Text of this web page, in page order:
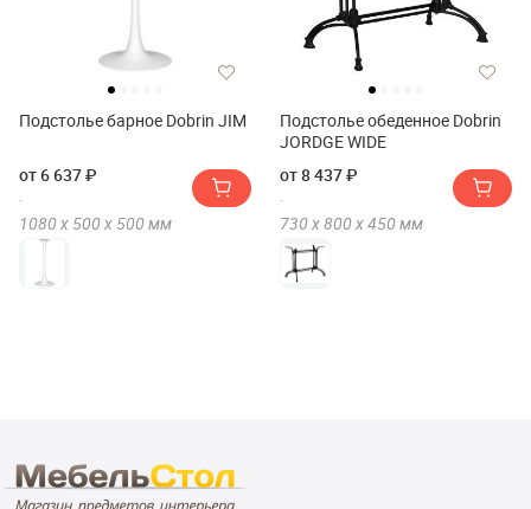
Подстолье барное Dobrin JIM
от 6 637 ₽
1080 х 500 х 500 мм
Подстолье обеденное Dobrin
JORDGE WIDE
от 8 437 ₽
730 х800 х450 мм